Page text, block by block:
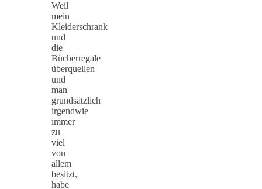
Weil
mein
Kleiderschrank
und
die
Bücherregale
überquellen
und
man
grundsätzlich
irgendwie
immer
zu
viel
von
allem
besitzt,
habe